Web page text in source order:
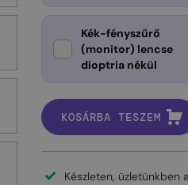
Kék-fényszűrő
(monitor) lencse
dioptria nékül
KOSÁRBA TESZEM
Készleten, üzletünkben